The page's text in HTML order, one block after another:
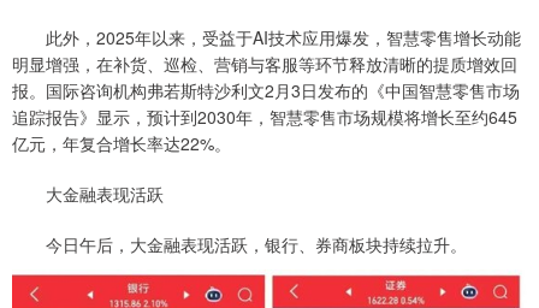
此外，2025年以来，受益于AI技术应用爆发，智慧零售增长动能
明显增强，在补货、巡检、营销与客服等环节释放清晰的提质增效回
报。国际咨询机构弗若斯特沙利文2月3日发布的《中国智慧零售市场
追踪报告》显示，预计到2030年，智慧零售市场规模将增长至约645
亿元，年复合增长率达22%。
大金融表现活跃
今日午后，大金融表现活跃，银行、券商板块持续拉升。